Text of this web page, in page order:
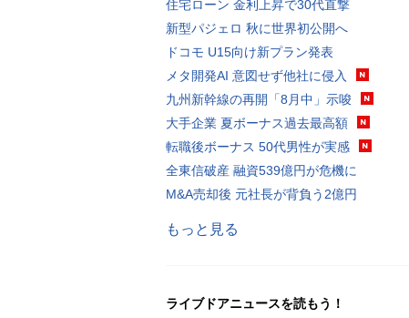
住宅ローン 金利上昇で30代直撃
新型パジェロ 秋に世界初公開へ
ドコモ U15向け新プラン発表
メタ開発AI 意図せず他社に侵入
九州新幹線の再開「8月中」示唆
大手企業 夏ボーナス過去最高額
転職後ボーナス 50代男性が実感
全東信破産 融資539億円が危機に
M&A売却後 元社長が背負う2億円
もっと見る
ライブドアニュースを読もう！